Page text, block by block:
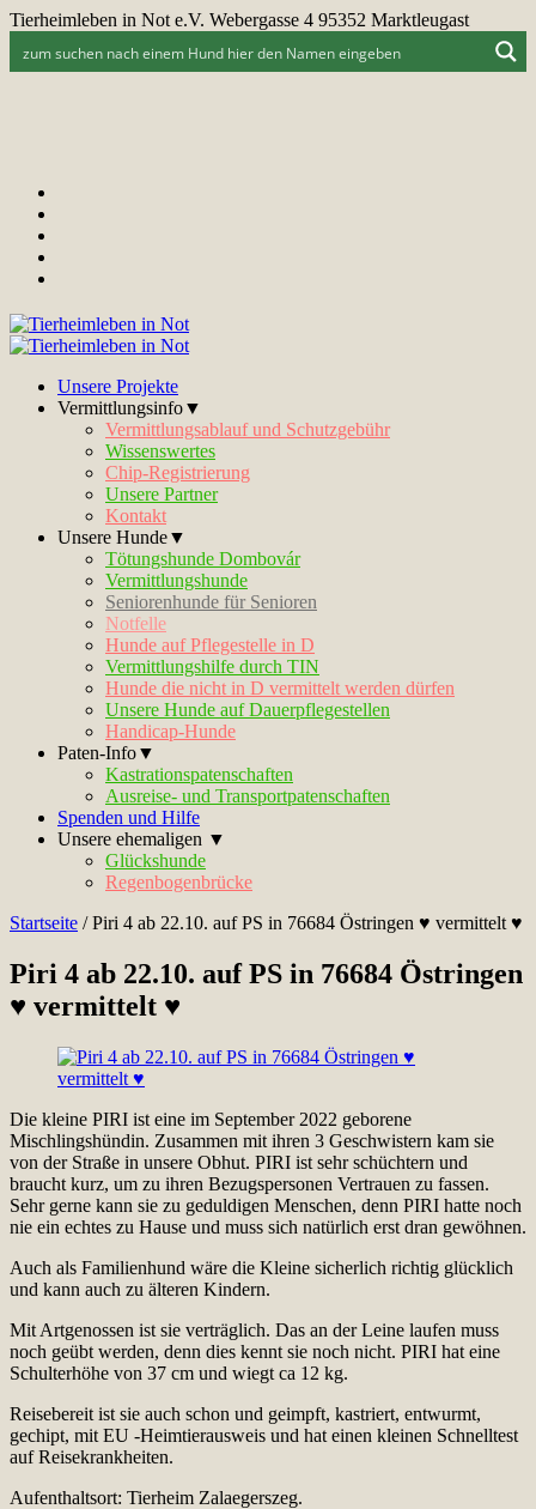
Tierheimleben in Not e.V. Webergasse 4 95352 Marktleugast
Unsere Projekte
Vermittlungsinfo▼
Vermittlungsablauf und Schutzgebühr
Wissenswertes
Chip-Registrierung
Unsere Partner
Kontakt
Unsere Hunde▼
Tötungshunde Dombovár
Vermittlungshunde
Seniorenhunde für Senioren
Notfelle
Hunde auf Pflegestelle in D
Vermittlungshilfe durch TIN
Hunde die nicht in D vermittelt werden dürfen
Unsere Hunde auf Dauerpflegestellen
Handicap-Hunde
Paten-Info▼
Kastrationspatenschaften
Ausreise- und Transportpatenschaften
Spenden und Hilfe
Unsere ehemaligen ▼
Glückshunde
Regenbogenbrücke
Startseite /Piri 4 ab 22.10. auf PS in 76684 Östringen ♥ vermittelt ♥
Piri 4 ab 22.10. auf PS in 76684 Östringen
♥ vermittelt ♥
Die kleine PIRI ist eine im September 2022 geborene
Mischlingshündin. Zusammen mit ihren 3 Geschwistern kam sie
von der Straße in unsere Obhut. PIRI ist sehr schüchtern und
braucht kurz, um zu ihren Bezugspersonen Vertrauen zu fassen.
Sehr gerne kann sie zu geduldigen Menschen, denn PIRI hatte noch
nie ein echtes zu Hause und muss sich natürlich erst dran gewöhnen.
Auch als Familienhund wäre die Kleine sicherlich richtig glücklich
und kann auch zu älteren Kindern.
Mit Artgenossen ist sie verträglich. Das an der Leine laufen muss
noch geübt werden, denn dies kennt sie noch nicht. PIRI hat eine
Schulterhöhe von 37 cm und wiegt ca 12 kg.
Reisebereit ist sie auch schon und geimpft, kastriert, entwurmt,
gechipt, mit EU -Heimtierausweis und hat einen kleinen Schnelltest
auf Reisekrankheiten.
Aufenthaltsort: Tierheim Zalaegerszeg.